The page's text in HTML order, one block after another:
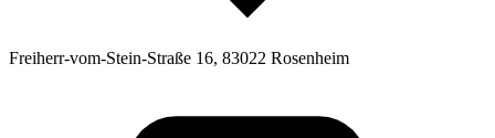
Freiherr-vom-Stein-Straße 16, 83022 Rosenheim